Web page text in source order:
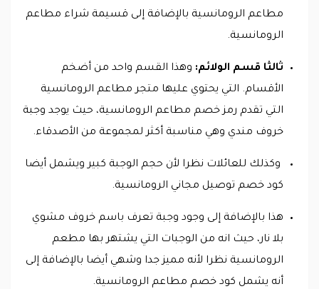
مطاعم الرومانسية بالإضافة إلى قسيمة شراء مطاعم
الرومانسية.
ثالثا قسم الولائم: وهذا القسم واحد من أضخم
الأقسام. التي يحتوي عليها متجر مطاعم الرومانسية
التي تقدم رمز خصم مطاعم الرومانسية، حيث يوجد وجبة
خروف مندي وهي مناسبة أكثر لمجموعة من الأصدقاء.
وكذلك للعائلات نظرا لأن حجم الوجبة كبير ويشمل أيضا
كود خصم توصيل مجاني الرومانسية.
هذا بالإضافة إلى وجود وجبة تعرف باسم خروف مشوي
بلا نار، حيث انه من الوجبات التي يشتهر بها مطعم
الرومانسية نظرا لأنه مميز جدا وشهي أيضا بالإضافة إلى
أنه يشمل كود خصم مطاعم الرومانسية.